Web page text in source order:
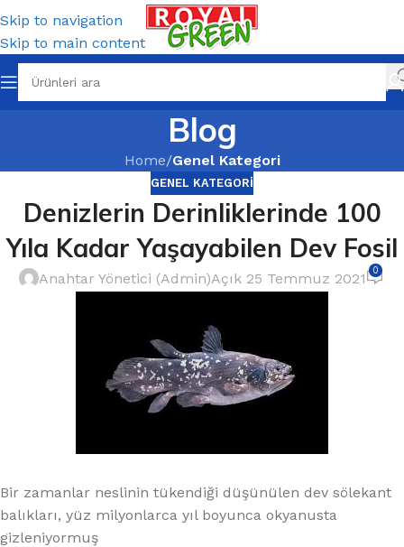
Skip to navigation
Skip to main content
Blog
Home/Genel Kategori
GENEL KATEGORI
Denizlerin Derinliklerinde 100
Yıla Kadar Yaşayabilen Dev Fosil
Anahtar Yönetici (Admin)Açık 25 Temmuz 2021 0
Bir zamanlar neslinin tükendiği düşünülen dev sölekant
balıkları, yüz milyonlarca yıl boyunca okyanusta
gizleniyormuş